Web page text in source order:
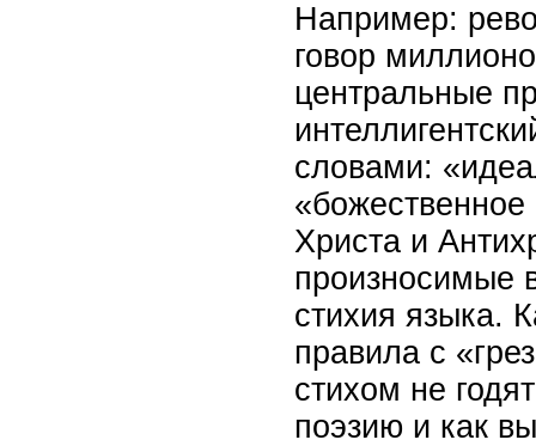
Например:
говор
центральные
словами:
Христа и
произносимые
стихия языка.
правила с
стихом не
поэзию и как